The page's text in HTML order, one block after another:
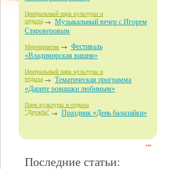
Центральный парк культуры и
отдыха
Музыкальный вечер с Игорем
Староверовым
Мероприятия
Фестиваль
«Владимирская вишня»
Центральный парк культуры и
отдыха
Тематическая программа
«Дарите ромашки любимым»
Парк культуры и отдыха
"Дружба" Праздник «День балалайки»
Последние статьи: